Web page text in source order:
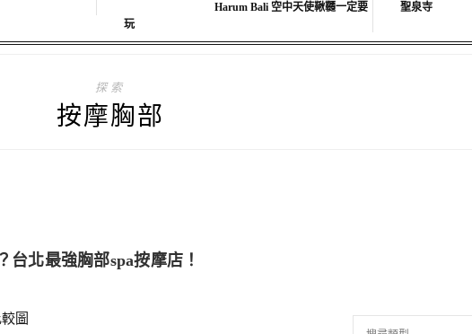
Harum Bali 空中天使鞦韆一定要
玩
聖泉寺
探索
按摩胸部
北最強胸部spa按摩店！